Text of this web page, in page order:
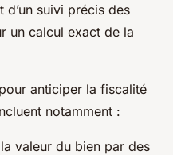
suivi précis des
un calcul exact de la
anticiper la fiscalité
notamment :
valeur du bien par des